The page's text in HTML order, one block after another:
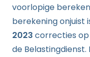
voorlopige
berekening onjuist
2023 correcties op
de